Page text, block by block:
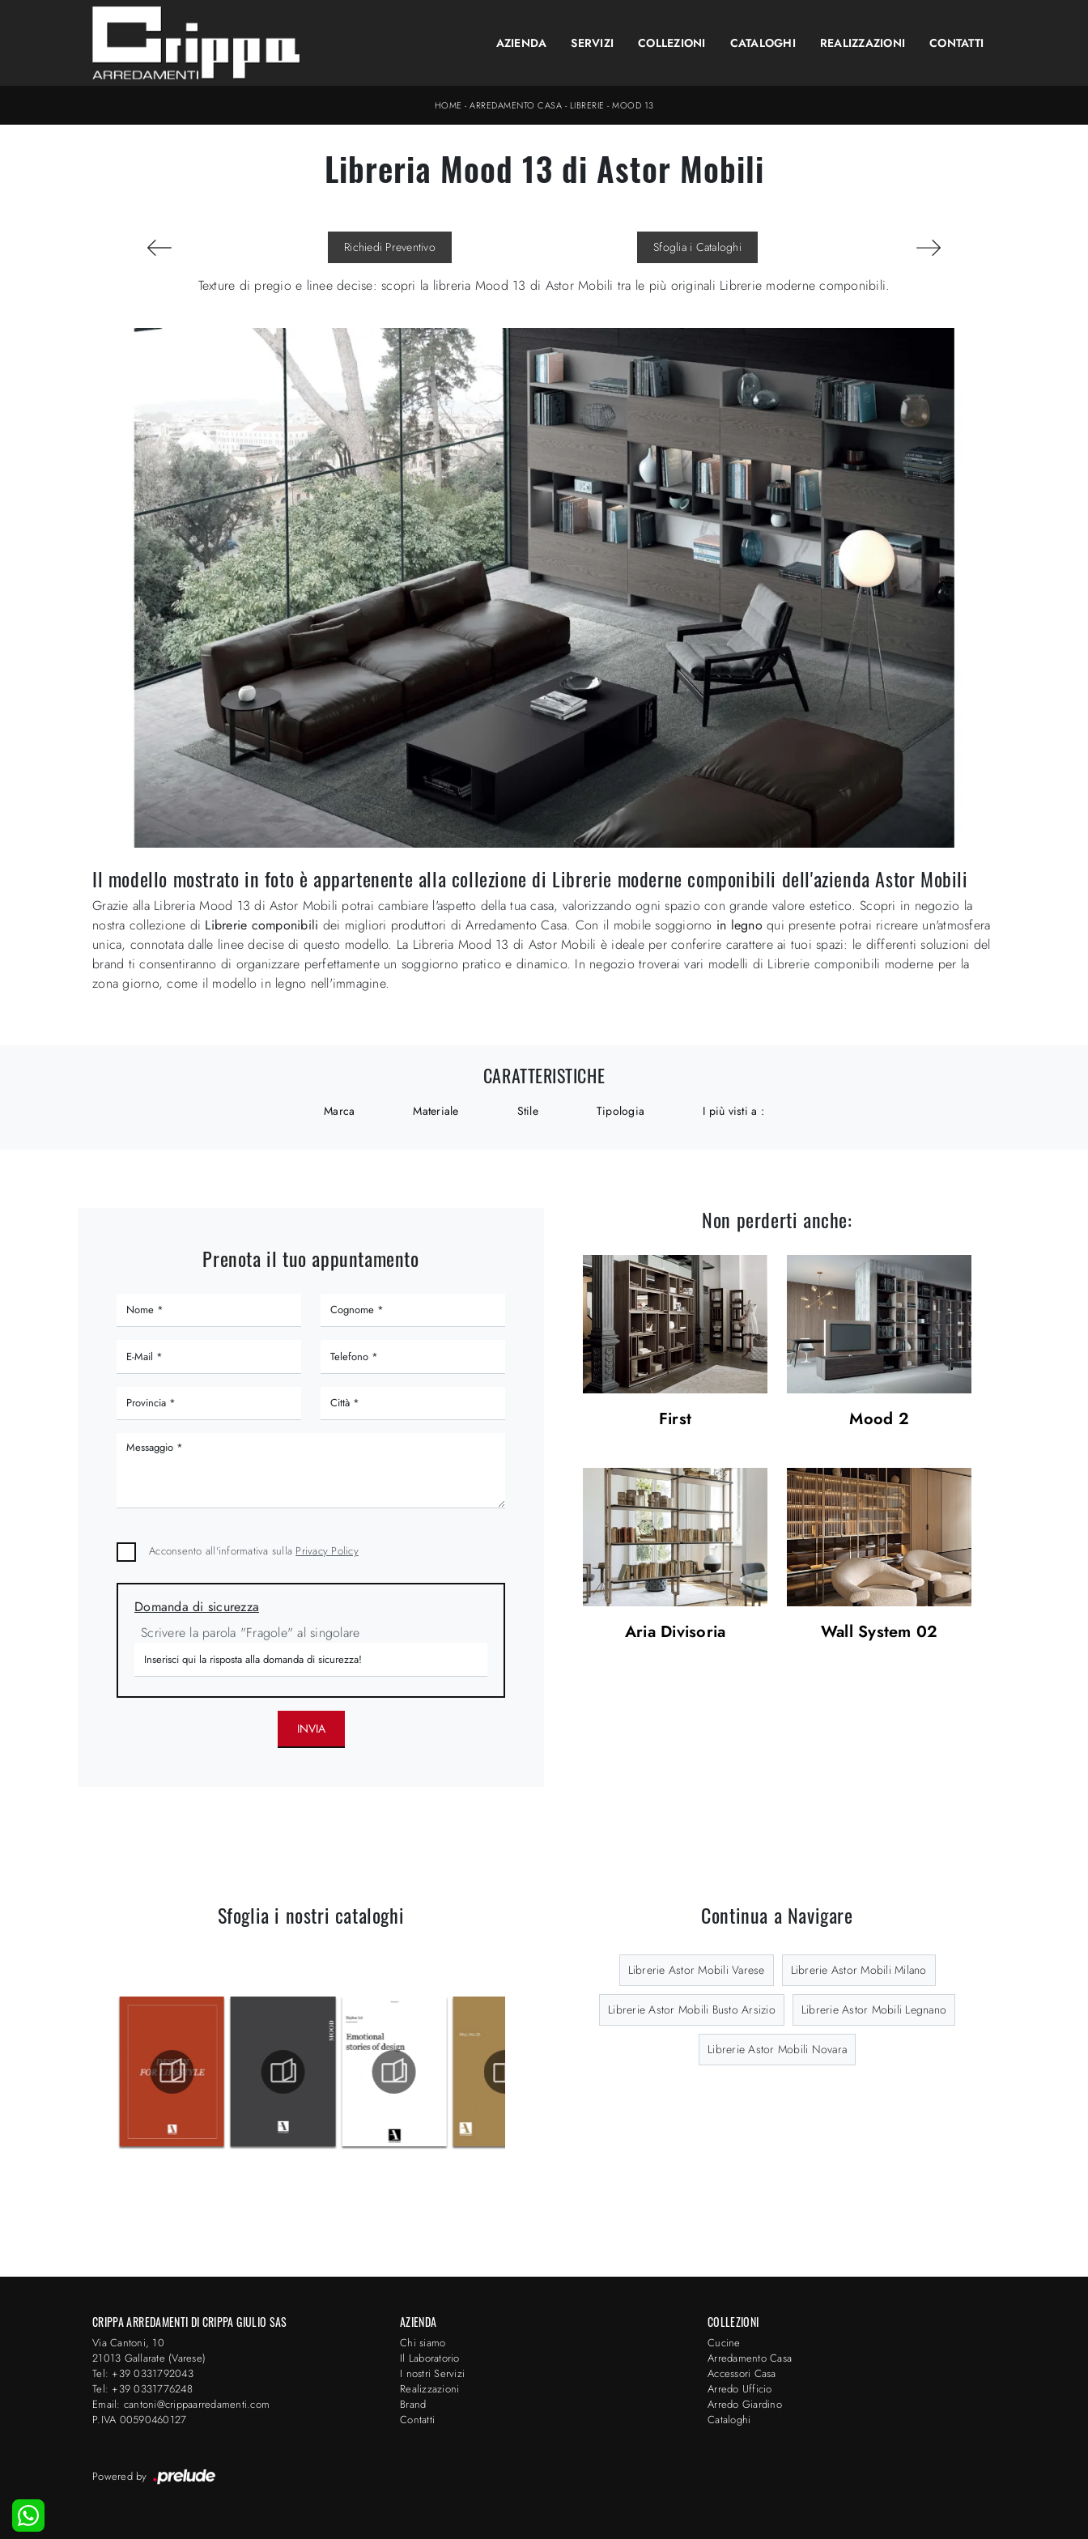
AZIENDA SERVIZI COLLEZIONI CATALOGHI REALIZZAZIONI CONTATTI
HOME -ARREDAMENTO CASA - LIBRERIE -MOOD 13
Libreria Mood 13 di Astor Mobili
Richiedi Preventivo Sfoglia i Cataloghi
Texture di pregio e linee decise: scopri la libreria Mood 13 di Astor Mobili tra le più originali Librerie moderne componibili.
Il modello mostrato in foto è appartenente alla collezione di Librerie moderne componibili dell'azienda Astor Mobili
Grazie alla Libreria Mood 13 di Astor Mobili potrai cambiare l'aspetto della tua casa, valorizzando ogni spazio con grande valore estetico. Scopri in negozio la
nostra collezione di Librerie componibili dei migliori produttori di Arredamento Casa. Con il mobile soggiorno in legnoqui presente potrai ricreare un'atmosfera
unica, connotata dalle linee decise di questo modello. La Libreria Mood 13 di Astor Mobili è ideale per conferire carattere ai tuoi spazi: le differenti soluzioni del
brand ti consentiranno di organizzare perfettamente un soggiorno pratico e dinamico. In negozio troverai vari modelli di Librerie componibili moderne per la
zona giorno, come il modello in legno nell'immagine.
CARATTERISTICHE
Marca Materiale Stile Tipologia I più visti a :
Prenota il tuo appuntamento
Acconsento all'informativa sulla Privacy Policy
Domanda di sicurezza
Scrivere la parola "Fragole" al singolare
INVIA
Non perderti anche:
First Mood 2
Aria Divisoria Wall System 02
Sfoglia i nostri cataloghi Continua a Navigare
Librerie Astor Mobili Varese Librerie Astor Mobili Milano
Librerie Astor Mobili Busto Arsizio Librerie Astor Mobili Legnano
Librerie Astor Mobili Novara
CRIPPA ARREDAMENTI DI CRIPPA GIULIO SAS
Via Cantoni, 10
21013 Gallarate (Varese)
Tel: +39 0331792043
Tel: +39 0331776248
Email: cantoni@crippaarredamenti.com
P.IVA 00590460127
AZIENDA
Chi siamo
Il Laboratorio
I nostri Servizi
Realizzazioni
Brand
Contatti
COLLEZIONI
Cucine
Arredamento Casa
Accessori Casa
Arredo Ufficio
Arredo Giardino
Cataloghi
Powered by